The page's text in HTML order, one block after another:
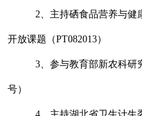
2 、主持硒食品营养与
开放课题（PT082013）
3 、参与教育部新农科
号）